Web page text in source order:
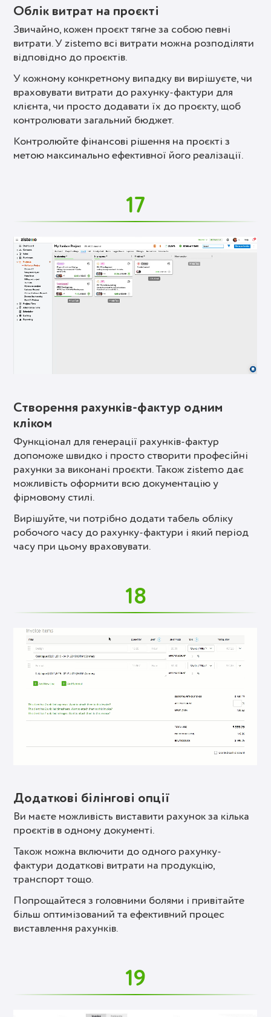
Облік витрат на проєкті
Звичайно, кожен проєкт тягне за собою певні
витрати. У zistemo всі витрати можна розподіляти
відповідно до проєктів.
У кожному конкретному випадку ви вирішуєте, чи
враховувати витрати до рахунку-фактури для
клієнта, чи просто додавати їх до проєкту, щоб
контролювати загальний бюджет.
Контролюйте фінансові рішення на проєкті з
метою максимально ефективної його реалізації.
17
Створення рахунків-фактур одним
кліком
Функціонал для генерації рахунків-фактур
допоможе швидко і просто створити професійні
рахунки за виконані проєкти. Також zistemo дає
можливість оформити всю документацію у
фірмовому стилі.
Вирішуйте, чи потрібно додати табель обліку
робочого часу до рахунку-фактури і який період
часу при цьому враховувати.
18
Додаткові білінгові опції
Ви маєте можливість виставити рахунок за кілька
проєктів в одному документі.
Також можна включити до одного рахунку-
фактури додаткові витрати на продукцію,
транспорт тощо.
Попрощайтеся з головними болями і привітайте
більш оптимізований та ефективний процес
виставлення рахунків.
19